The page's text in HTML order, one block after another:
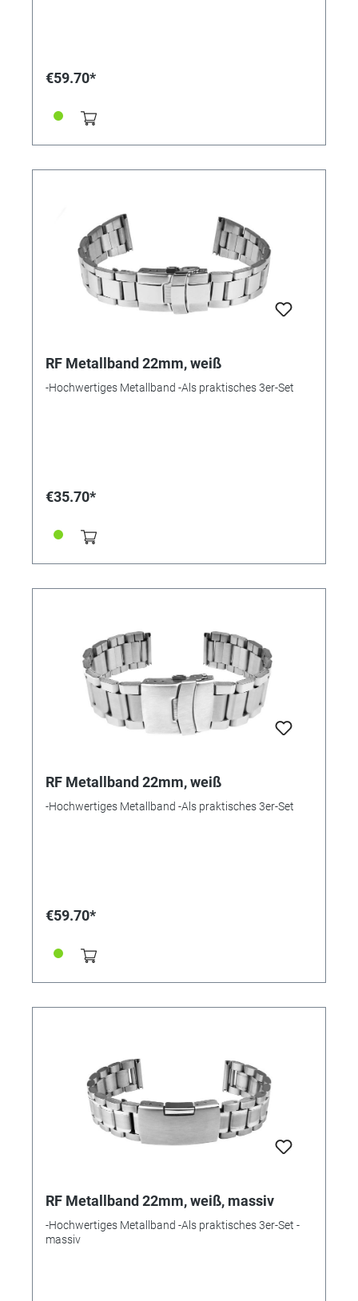
€59.70*
RF Metallband 22mm, weiß
-Hochwertiges Metallband -Als praktisches 3er-Set
€35.70*
RF Metallband 22mm, weiß
-Hochwertiges Metallband -Als praktisches 3er-Set
€59.70*
RF Metallband 22mm, weiß, massiv
-Hochwertiges Metallband -Als praktisches 3er-Set -
massiv